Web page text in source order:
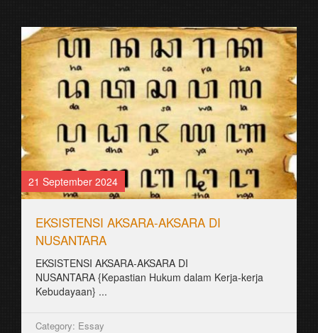
21 September 2024
EKSISTENSI AKSARA-AKSARA DI
NUSANTARA
EKSISTENSI AKSARA-AKSARA DI
NUSANTARA {Kepastian Hukum dalam Kerja-kerja
Kebudayaan} ...
Category: Essay